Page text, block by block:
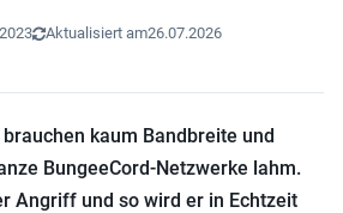
Aktualisiert am26.07.2026
kaum Bandbreite und
BungeeCord-Netzwerke lahm.
Angriff und so wird er in Echtzeit